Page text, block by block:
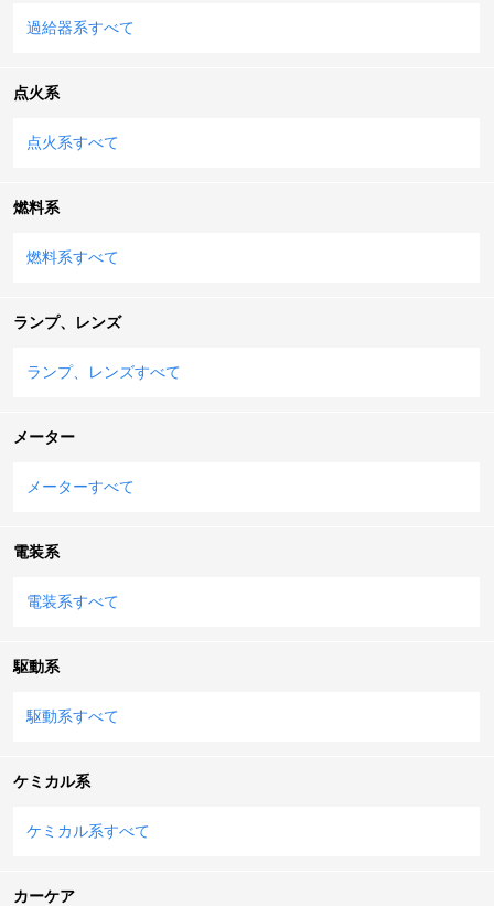
過給器系すべて
点火系
点火系すべて
燃料系
燃料系すべて
ランプ、レンズ
ランプ、レンズすべて
メーター
メーターすべて
電装系
電装系すべて
駆動系
駆動系すべて
ケミカル系
ケミカル系すべて
カーケア